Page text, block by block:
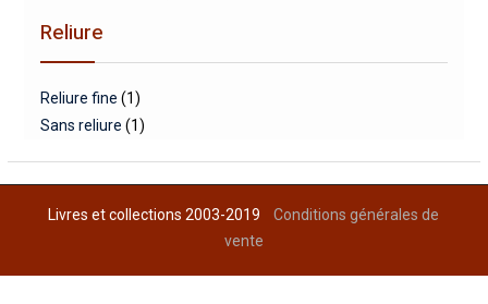
Reliure
Reliure fine (1)
Sans reliure (1)
Livres et collections 2003-2019Conditions générales de
vente